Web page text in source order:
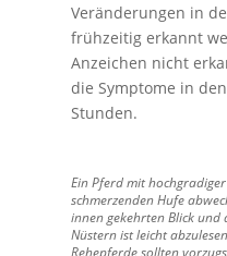
Veränderungen in
frühzeitig erkannt
Anzeichen nicht
die Symptome in
Stunden.
Ein Pferd mit
schmerzenden Hufe
innen gekehrten Blick und
Nüstern ist leicht
Rehepferde sollten